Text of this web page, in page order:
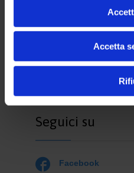
Accetta
Seguici su
 Facebook